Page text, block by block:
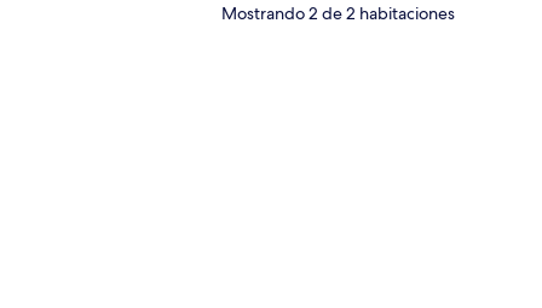
Mostrando 2 de 2 habitaciones
y zona de comedor.